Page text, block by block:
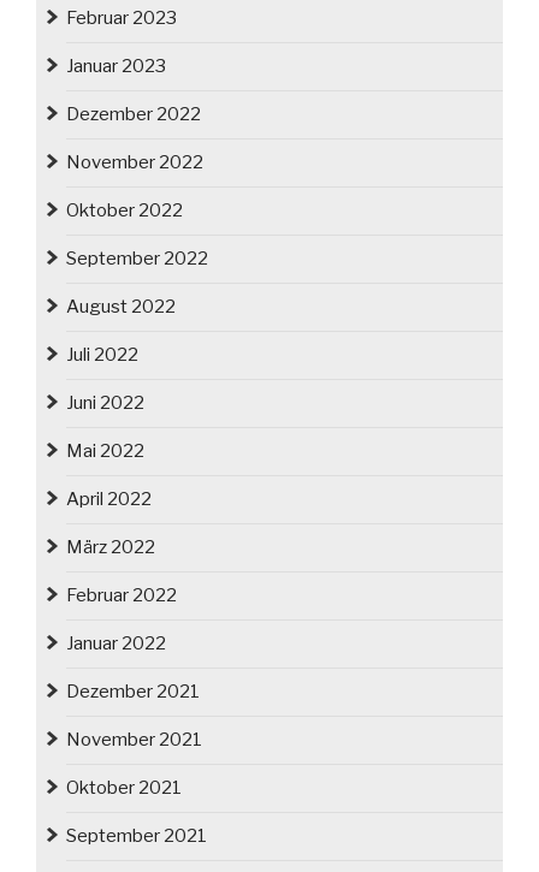
Februar 2023
Januar 2023
Dezember 2022
November 2022
Oktober 2022
September 2022
August 2022
Juli 2022
Juni 2022
Mai 2022
April 2022
März 2022
Februar 2022
Januar 2022
Dezember 2021
November 2021
Oktober 2021
September 2021